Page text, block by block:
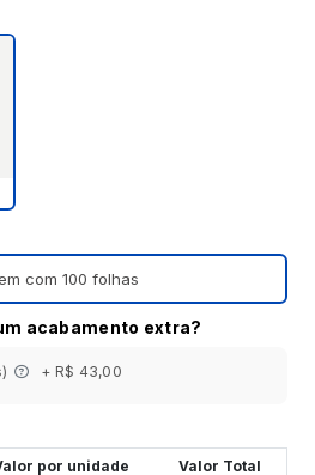
com 100 folhas
acabamento extra?
+ R$ 43,00
por unidade Valor Total